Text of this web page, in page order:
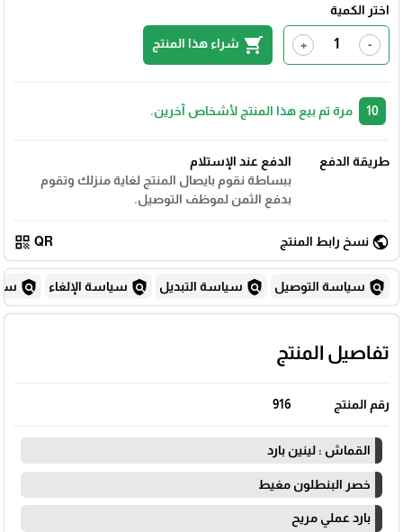
اختر الكمية
-
+
shopping_cart شراء هذا المنتج
مرة تم بيع هذا المنتج لأشخاص آخرين.
طريقة الدفع
الدفع عند الإستلام
ببساطة نقوم بايصال المنتج لغاية منزلك وتقوم
بدفع الثمن لموظف التوصيل.
public نسخ رابط المنتج QR
qr_code
policy سياسة التوصيل policy سياسة التبديل policy سياسة الإلغاء policy
تفاصيل المنتج
رقم المنتج 916
القماش : لينين بارد
خصر البنطلون مغيط
بارد عملي مريح